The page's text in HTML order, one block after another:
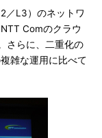
／L3）のネットワ
Comのクラウ
さらに、二重化の
雑な運用に比べて